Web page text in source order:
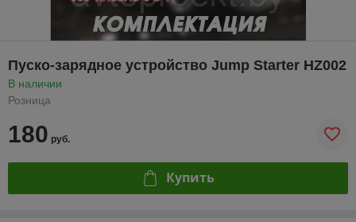
Пуско-зарядное устройство Jump Starter HZ002
В наличии
Розница
180 руб.
Купить